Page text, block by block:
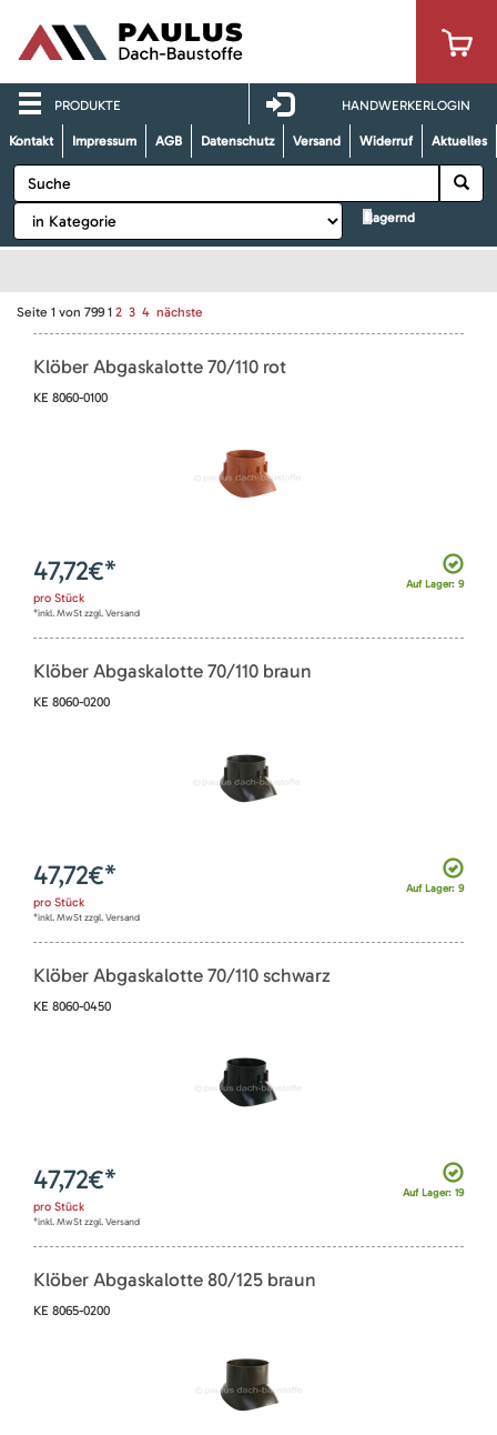
PRODUKTE HANDWERKERLOGIN
Kontakt Impressum AGB Datenschutz Versand Widerruf Aktuelles
lagernd
Seite 1 von 799 1 2 3 4 nächste
Klöber Abgaskalotte 70/110 rot
KE 8060-0100
Auf Lager: 9
47,72€*
pro Stück
*inkl. MwSt zzgl. Versand
Klöber Abgaskalotte 70/110 braun
KE 8060-0200
Auf Lager: 9
47,72€*
pro Stück
*inkl. MwSt zzgl. Versand
Klöber Abgaskalotte 70/110 schwarz
KE 8060-0450
Auf Lager: 19
47,72€*
pro Stück
*inkl. MwSt zzgl. Versand
Klöber Abgaskalotte 80/125 braun
KE 8065-0200